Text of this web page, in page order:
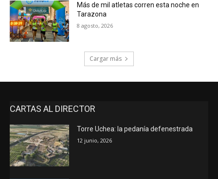
Más de mil atletas corren esta noche en
Tarazona
8 agosto, 2026
Cargar más
CARTAS AL DIRECTOR
Torre Uchea: la pedanía defenestrada
12 junio, 2026